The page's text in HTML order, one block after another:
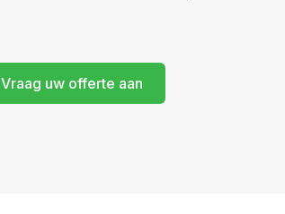
Vraag uw offerte aan